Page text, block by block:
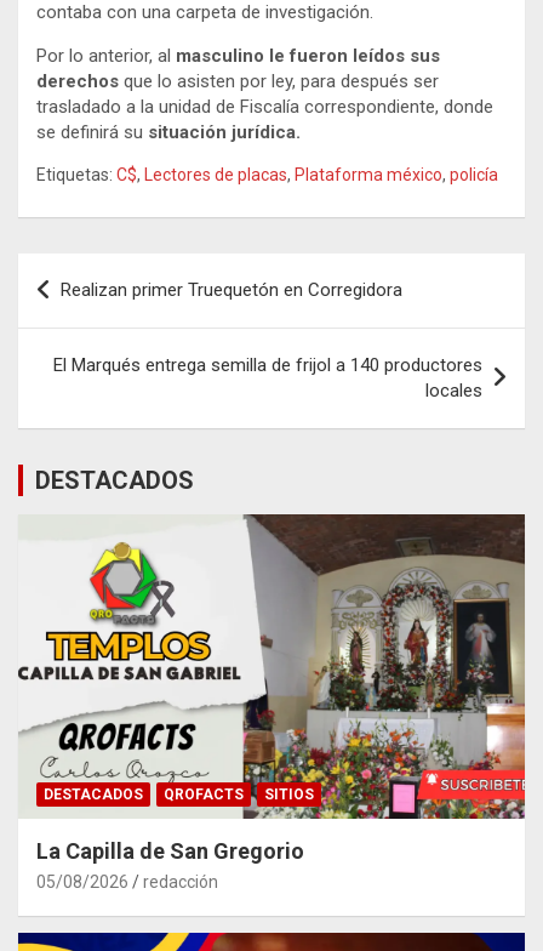
contaba con una carpeta de investigación.
Por lo anterior, al masculino le fueron leídos sus
derechos que lo asisten por ley, para después ser
trasladado a la unidad de Fiscalía correspondiente, donde
se definirá su situación jurídica.
Etiquetas: C$, Lectores de placas, Plataforma méxico, policía
Navegación
de
entradas
Realizan primer Truequetón en Corregidora
El Marqués entrega semilla de frijol a 140 productores
locales
DESTACADOS
DESTACADOS QROFACTS SITIOS
La Capilla de San Gregorio
05/08/2026 redacción